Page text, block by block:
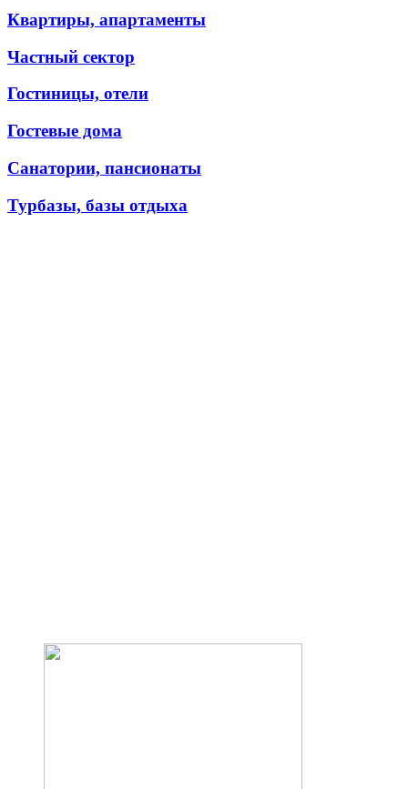
Квартиры, апартаменты
Частный сектор
Гостиницы, отели
Гостевые дома
Санатории, пансионаты
Турбазы, базы отдыха